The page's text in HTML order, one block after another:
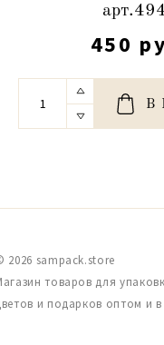
450
В
2026 sampack.store
товаров для
и подарков оптом и